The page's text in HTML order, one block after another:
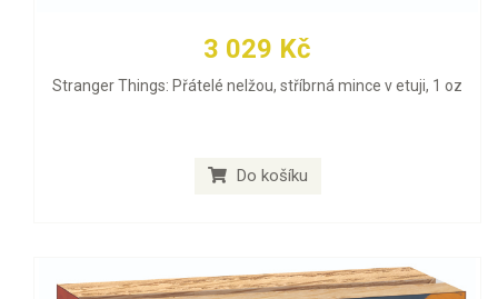
3 029 Kč
Stranger Things: Přátelé nelžou, stříbrná mince v etuji, 1 oz
Do košíku